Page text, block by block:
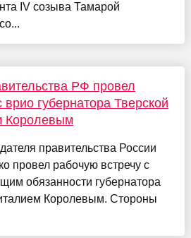
IV созыва Тамарой
РФ провел
врио губернатора Тверской
Королевым
правительства России
провел рабочую встречу с
обязанности губернатора
Королевым. Стороны